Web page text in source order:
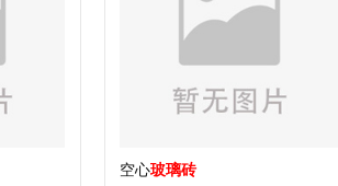
空心玻璃砖